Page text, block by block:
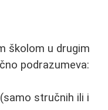
školom u drugim
podrazumeva:
stručnih ili i